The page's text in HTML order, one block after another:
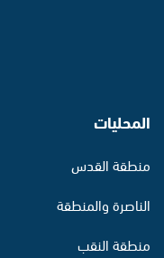
المحليات
منطقة القدس
الناصرة والمنطقة
منطقة النقب